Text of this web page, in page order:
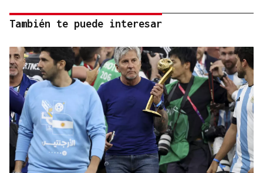
También te puede interesar